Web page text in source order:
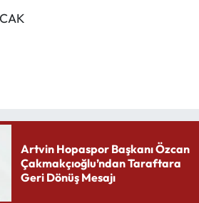
Artvin Hopaspor Başkanı Özcan
Çakmakçıoğlu’ndan Taraftara
Geri Dönüş Mesajı